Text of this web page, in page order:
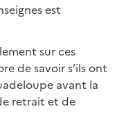
est
sur ces
de savoir s’ils ont
avant la
retrait et de